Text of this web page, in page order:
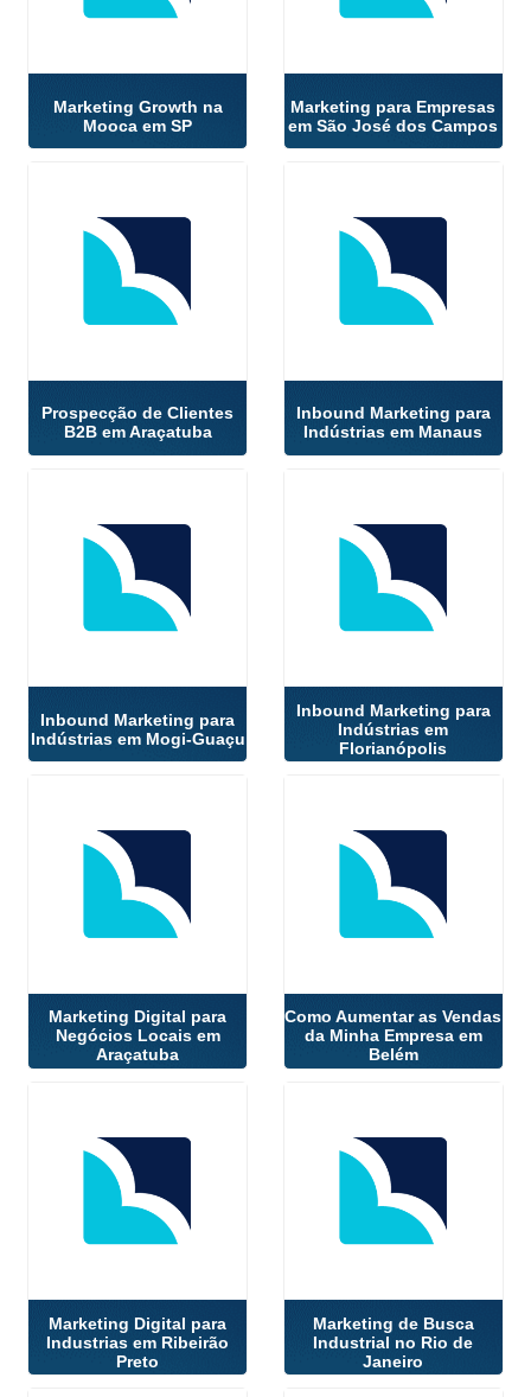
Marketing Growth na
Mooca em SP
Marketing para Empresas
em São José dos Campos
Prospecção de Clientes
B2B em Araçatuba
Inbound Marketing para
Indústrias em Manaus
Inbound Marketing para
Indústrias em Mogi-Guaçu
Inbound Marketing para
Indústrias em
Florianópolis
Marketing Digital para
Negócios Locais em
Araçatuba
Como Aumentar as Vendas
da Minha Empresa em
Belém
Marketing Digital para
Industrias em Ribeirão
Preto
Marketing de Busca
Industrial no Rio de
Janeiro